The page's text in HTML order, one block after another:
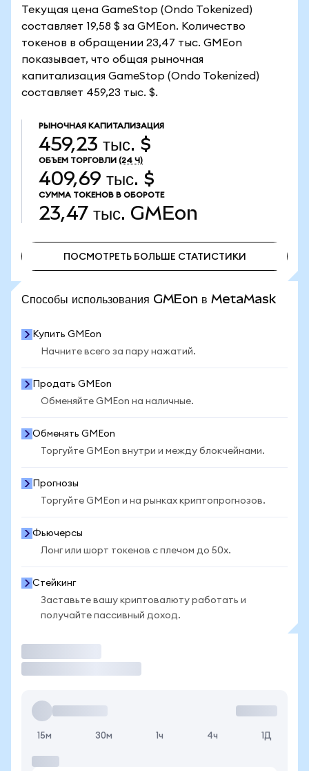
Текущая цена GameStop (Ondo Tokenized)
составляет 19,58 $ за GMEon. Количество
токенов в обращении 23,47 тыс. GMEon
показывает, что общая рыночная
капитализация GameStop (Ondo Tokenized)
составляет 459,23 тыс. $.
РЫНОЧНАЯ КАПИТАЛИЗАЦИЯ
459,23 тыс. $
ОБЪЕМ ТОРГОВЛИ (24 Ч)
409,69 тыс. $
СУММА ТОКЕНОВ В ОБОРОТЕ
23,47 тыс. GMEon
ПОСМОТРЕТЬ БОЛЬШЕ СТАТИСТИКИ
Способы использования GMEon в MetaMask
Купить GMEon
Начните всего за пару нажатий.
Продать GMEon
Обменяйте GMEon на наличные.
Обменять GMEon
Торгуйте GMEon внутри и между блокчейнами.
Прогнозы
Торгуйте GMEon и на рынках криптопрогнозов.
Фьючерсы
Лонг или шорт токенов с плечом до 50x.
Стейкинг
Заставьте вашу криптовалюту работать и
получайте пассивный доход.
15м 30м 1ч 4ч 1Д